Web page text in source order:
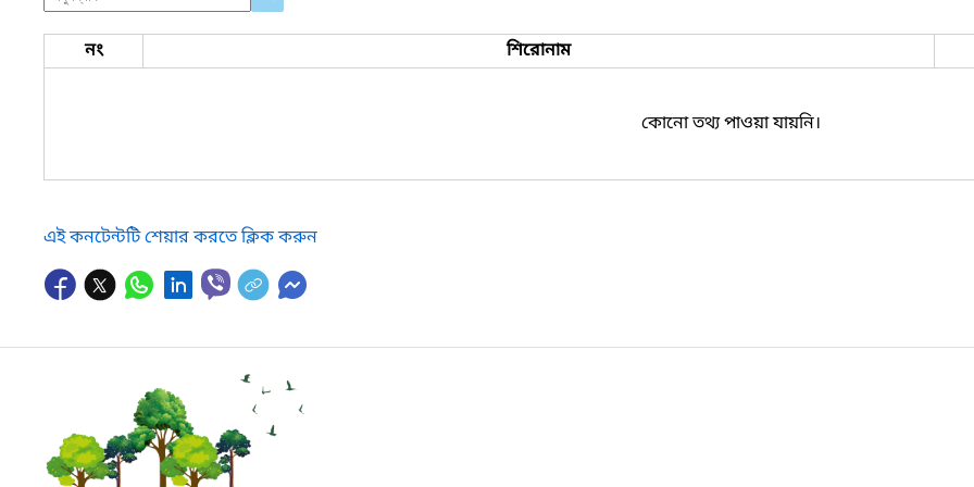
নং শিরোনাম
কোনো তথ্য পাওয়া যায়নি।
এই কনটেন্টটি শেয়ার করতে ক্লিক করুন